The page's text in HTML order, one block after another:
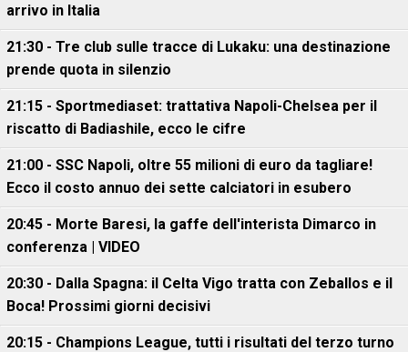
arrivo in Italia
21:30 - Tre club sulle tracce di Lukaku: una destinazione
prende quota in silenzio
21:15 - Sportmediaset: trattativa Napoli-Chelsea per il
riscatto di Badiashile, ecco le cifre
21:00 - SSC Napoli, oltre 55 milioni di euro da tagliare!
Ecco il costo annuo dei sette calciatori in esubero
20:45 - Morte Baresi, la gaffe dell'interista Dimarco in
conferenza | VIDEO
20:30 - Dalla Spagna: il Celta Vigo tratta con Zeballos e il
Boca! Prossimi giorni decisivi
20:15 - Champions League, tutti i risultati del terzo turno